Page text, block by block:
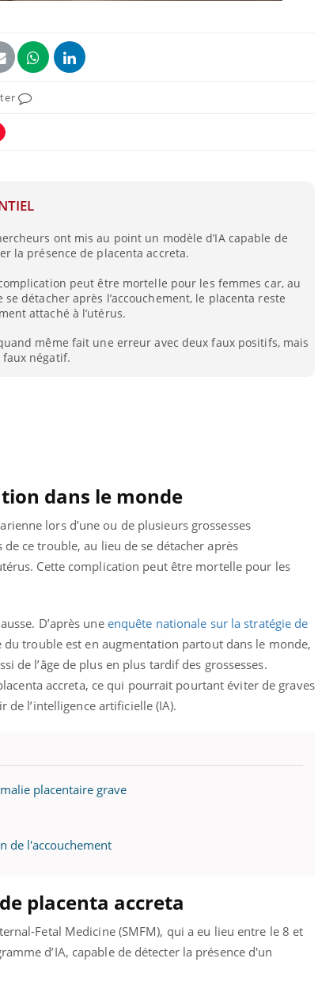
ont mis au point un modèle d’IA capable de
la présence de placenta accreta.
peut être mortelle pour les femmes car, au
se détacher après l’accouchement, le placenta reste
attaché à l’utérus.
quand même fait une erreur avec deux faux positifs, mais
négatif.
dans le monde
lors d’une ou de plusieurs grossesses
ce trouble, au lieu de se détacher après
Cette complication peut être mortelle pour les
D’après une enquête nationale sur la stratégie de
du trouble est en augmentation partout dans le monde,
de l’âge de plus en plus tardif des grossesses.
accreta, ce qui pourrait pourtant éviter de graves
l’intelligence artificielle (IA).
placentaire grave
de l'accouchement
placenta accreta
Fetal Medicine (SMFM), qui a eu lieu entre le 8 et
d’IA, capable de détecter la présence d'un
Youtube
pour de
de
de questions, de
Youtube
Un « jumeau numérique » pour
faciliter l’accès à la médecine
préventiveYoutube
Un établissement lié à un groupe
mutualiste innove en matière de bilan de